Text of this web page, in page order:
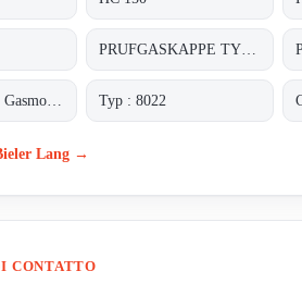
Typ : 8022
Lang →
CONTATTO